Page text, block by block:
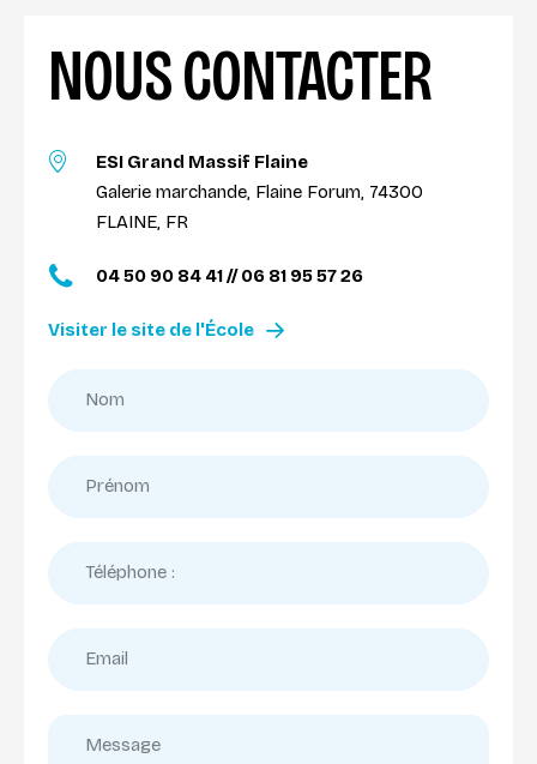
NOUS CONTACTER
ESI Grand Massif Flaine
Galerie marchande, Flaine Forum, 74300
FLAINE, FR
04 50 90 84 41 // 06 81 95 57 26
Visiter le site de l'École